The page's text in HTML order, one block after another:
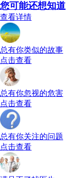
您可能还想知道
查看详情
总有你类似的故事
点击查看
总有你忽视的危害
点击查看
总有你关注的问题
点击查看